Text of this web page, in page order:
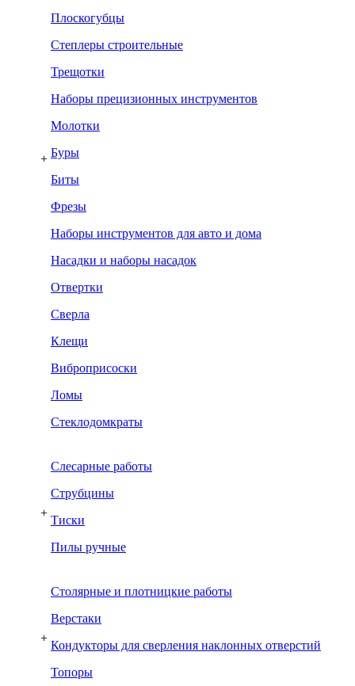
+
Плоскогубцы
Степлеры строительные
Трещотки
Наборы прецизионных инструментов
Молотки
Буры
Биты
Фрезы
Наборы инструментов для авто и дома
Насадки и наборы насадок
Отвертки
Сверла
Клещи
Виброприсоски
Ломы
Стеклодомкраты
+
Слесарные работы
Струбцины
Тиски
Пилы ручные
+
Столярные и плотницкие работы
Верстаки
Кондукторы для сверления наклонных отверстий
Топоры